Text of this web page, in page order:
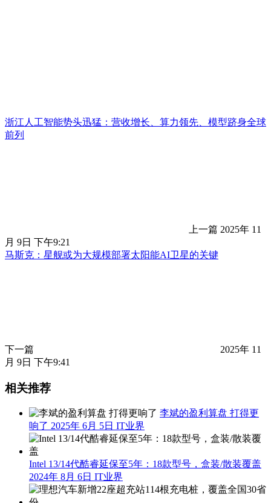
浙江人工智能势头迅猛：营收增长、算力领先、模型跻身全球
前列
上一篇 2025年 11
月 9日 下午9:21
马斯克：星舰或为大规模部署太阳能AI卫星的关键
下一篇
2025年 11
月 9日 下午9:41
相关推荐
李斌的盈利算盘 打得更
响了 2025年 6月 5日 IT业界
Intel 13/14代酷睿延保至5年：18款型号，盒装/散装覆盖
2024年 8月 6日 IT业界